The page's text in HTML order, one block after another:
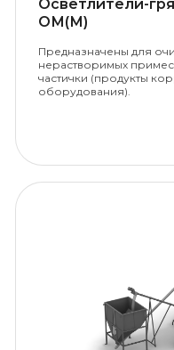
Осветлители-
ОМ(М)
Предназначены для
нерастворимых
частички (продукты
оборудования).